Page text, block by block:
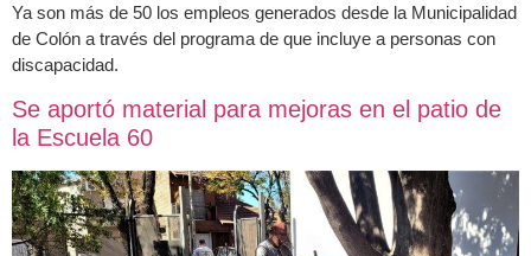
Ya son más de 50 los empleos generados desde la Municipalidad
de Colón a través del programa de que incluye a personas con
discapacidad.
Se aportó material para mejoras en el patio de
la Escuela 60